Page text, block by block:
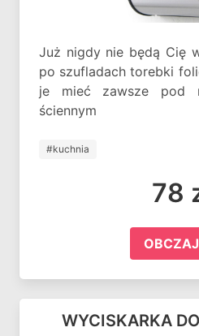
Już nigdy nie będą Cię
po szufladach torebki
je mieć zawsze pod
ściennym
#kuchnia
78
WYCISKARKA